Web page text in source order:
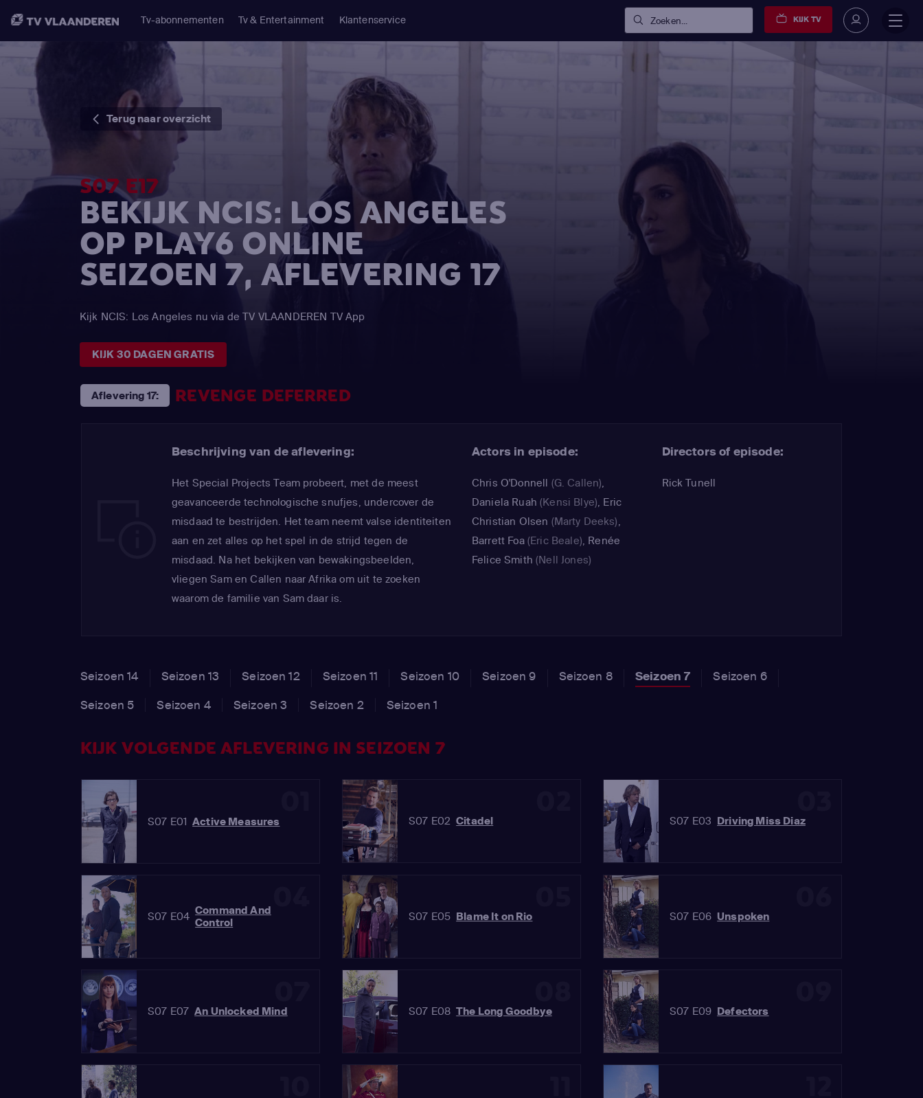
Tv-abonnementen Tv & Entertainment Klantenservice Zoeken... KIJK TV
Terug naar overzicht
S07 E17
BEKIJK NCIS: LOS ANGELES
OP PLAY6 ONLINE
SEIZOEN 7, AFLEVERING 17
Kijk NCIS: Los Angeles nu via de TV VLAANDEREN TV App
KIJK 30 DAGEN GRATIS
Aflevering 17: REVENGE DEFERRED
Beschrijving van de aflevering:
Het Special Projects Team probeert, met de meest
geavanceerde technologische snufjes, undercover de
misdaad te bestrijden. Het team neemt valse identiteiten
aan en zet alles op het spel in de strijd tegen de
misdaad. Na het bekijken van bewakingsbeelden,
vliegen Sam en Callen naar Afrika om uit te zoeken
waarom de familie van Sam daar is.
Actors in episode:
Chris O'Donnell (G. Callen),
Daniela Ruah (Kensi Blye), Eric
Christian Olsen (Marty Deeks),
Barrett Foa(Eric Beale), Renée
Felice Smith (Nell Jones)
Directors of episode:
Rick Tunell
Seizoen 14 Seizoen 13 Seizoen 12 Seizoen 11 Seizoen 10 Seizoen 9 Seizoen 8 Seizoen 7
Seizoen 6
Seizoen 5
Seizoen 4 Seizoen 3 Seizoen 2 Seizoen 1
KIJK VOLGENDE AFLEVERING IN SEIZOEN 7
S07 E01 Active Measures S07 E02 Citadel S07 E03 Driving Miss Diaz
S07 E04 Command And
Control
S07 E05 Blame It on Rio S07 E06 Unspoken
S07 E07 An Unlocked Mind S07 E08 The Long Goodbye S07 E09 Defectors